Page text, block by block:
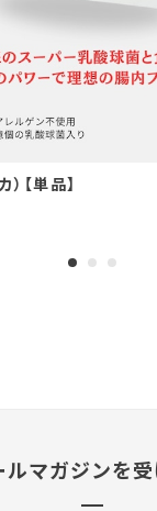
【単品】
ルマガジンを